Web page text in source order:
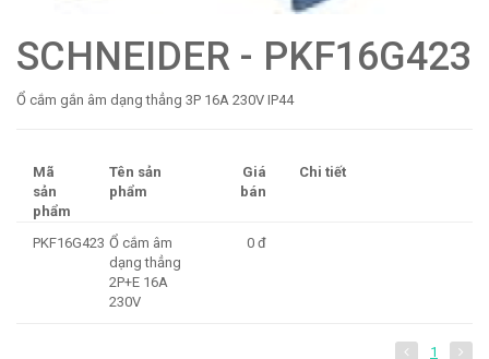
SCHNEIDER - PKF16G423
Ổ cắm gắn âm dạng thẳng 3P 16A 230V IP44
Mã
sản
phẩm
Tên sản
phẩm
Giá
bán
Chi tiết
PKF16G423 Ổ cắm âm
dạng thẳng
2P+E 16A
230V
0 đ
1